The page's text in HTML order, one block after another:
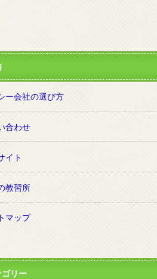
ー会社の選び方
合わせ
イト
教習所
マップ
ゴリー